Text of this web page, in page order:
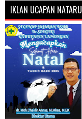
IKLAN UCAPAN NATARU